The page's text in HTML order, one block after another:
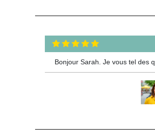
Bonjour Sarah. Je vous tel des